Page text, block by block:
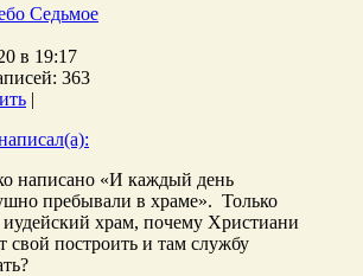
Седьмое
в 19:17
363
|
написано «И каждый день
пре­бывали в храме». Только
храм, почему Христиани
свой построить и там службу